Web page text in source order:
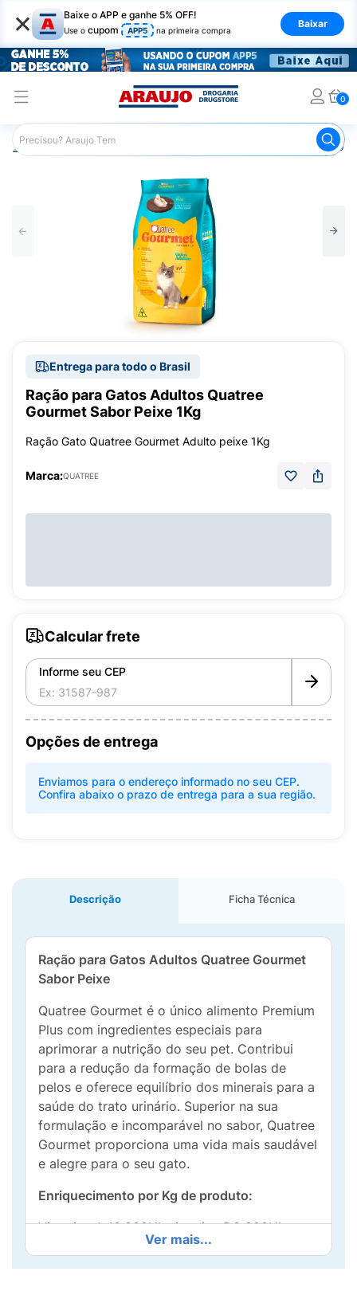
× Baixe o APP e ganhe 5% OFF!
Use o cupom APP5 na primeira compra
Baixar
0
Araujo Pet Shop Ração
Entrega para todo o Brasil
Ração para Gatos Adultos Quatree
Gourmet Sabor Peixe 1Kg
Ração Gato Quatree Gourmet Adulto peixe 1Kg
Marca:QUATREE
Calcular frete
Informe seu CEP
Opções de entrega
Enviamos para o endereço informado no seu CEP.
Confira abaixo o prazo de entrega para a sua região.
Descrição Ficha Técnica
Ração para Gatos Adultos Quatree Gourmet
Sabor Peixe
Quatree Gourmet é o único alimento Premium
Plus com ingredientes especiais para
aprimorar a nutrição do seu pet. Contribui
para a redução da formação de bolas de
pelos e oferece equilíbrio dos minerais para a
saúde do trato urinário. Superior na sua
formulação e incomparável no sabor, Quatree
Gourmet proporciona uma vida mais saudável
e alegre para o seu gato.​
Enriquecimento por Kg de produto:
Vitamina A 10.000UI, vitamina D3 800UI,
vitamina E 75UI, vitamina K3 0,5mg, vitamina
C 100mg, vitamina B1 5mg, vitamina B2
Ver mais...